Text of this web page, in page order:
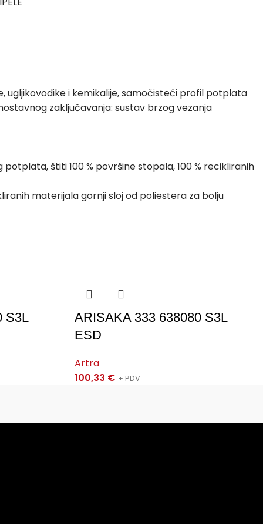
ugljikovodike i kemikalije, samočisteći profil potplata
zaključavanja: sustav brzog vezanja
štiti 100 % površine stopala, 100 % recikliranih
materijala gornji sloj od poliestera za bolju
S3L
ARISAKA 333 638080 S3L
ESD
Artra
100,33 € + PDV